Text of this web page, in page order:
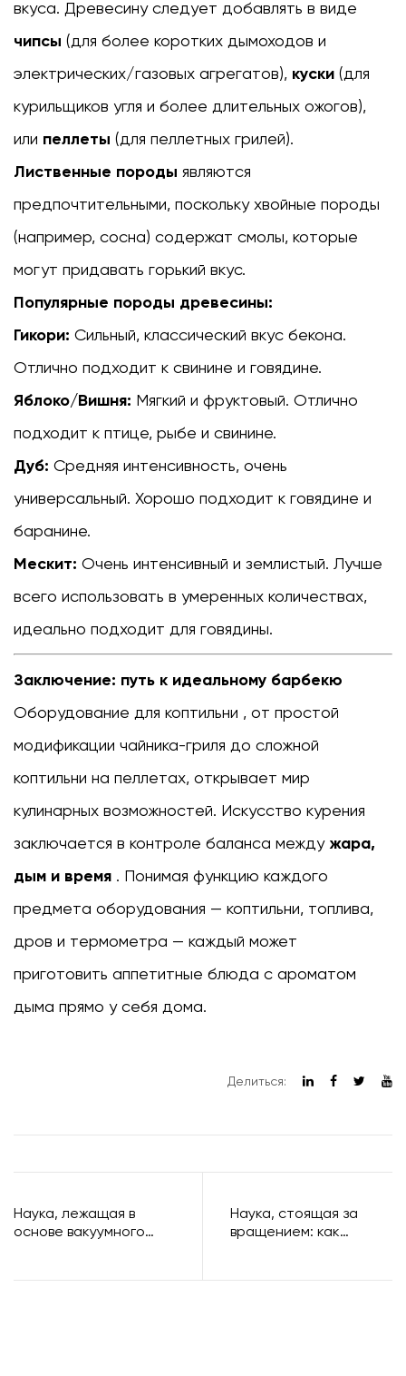
вкуса. Древесину следует добавлять в виде
чипсы (для более коротких дымоходов и
электрических/газовых агрегатов), куски (для
курильщиков угля и более длительных ожогов),
или пеллеты (для пеллетных грилей).
Лиственные породы являются
предпочтительными, поскольку хвойные породы
(например, сосна) содержат смолы, которые
могут придавать горький вкус.
Популярные породы древесины:
Гикори: Сильный, классический вкус бекона.
Отлично подходит к свинине и говядине.
Яблоко/Вишня: Мягкий и фруктовый. Отлично
подходит к птице, рыбе и свинине.
Дуб: Средняя интенсивность, очень
универсальный. Хорошо подходит к говядине и
баранине.
Мескит: Очень интенсивный и землистый. Лучше
всего использовать в умеренных количествах,
идеально подходит для говядины.
Заключение: путь к идеальному барбекю
Оборудование для коптильни , от простой
модификации чайника-гриля до сложной
коптильни на пеллетах, открывает мир
кулинарных возможностей. Искусство курения
заключается в контроле баланса между жара,
дым и время . Понимая функцию каждого
предмета оборудования — коптильни, топлива,
дров и термометра — каждый может
приготовить аппетитные блюда с ароматом
дыма прямо у себя дома.
Делиться:
Наука, лежащая в
основе вакуумного
переработке мяса
Наука, стоящая за
вращением: как
мяса